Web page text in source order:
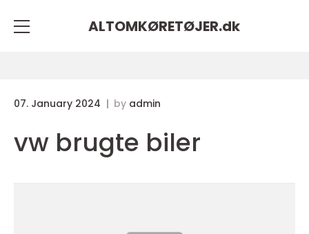
ALTOMKØRETØJER.dk
07. January 2024 by admin
vw brugte biler